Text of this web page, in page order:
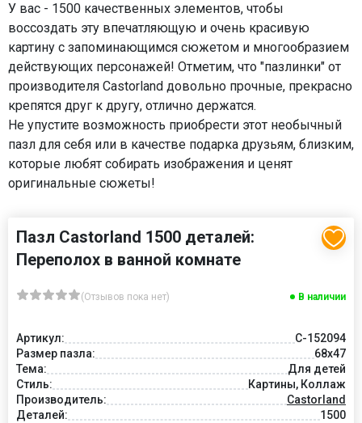
У вас - 1500 качественных элементов, чтобы
воссоздать эту впечатляющую и очень красивую
картину с запоминающимся сюжетом и многообразием
действующих персонажей! Отметим, что "пазлинки" от
производителя Castorland довольно прочные, прекрасно
крепятся друг к другу, отлично держатся.
Не упустите возможность приобрести этот необычный
пазл для себя или в качестве подарка друзьям, близким,
которые любят собирать изображения и ценят
оригинальные сюжеты!
Пазл Castorland 1500 деталей:
Переполох в ванной комнате
(Отзывов пока нет) В наличии
Артикул:
C-152094
Размер пазла:
68x47
Тема:
Для детей
Стиль:
Картины, Коллаж
Производитель:
Castorland
Деталей:
1500